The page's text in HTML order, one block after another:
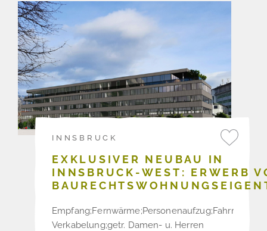
INNSBRUCK
EXKLUSIVER NEUBAU IN
INNSBRUCK-WEST: ERWERB
Verkabelung;getr. Damen- u. Herren